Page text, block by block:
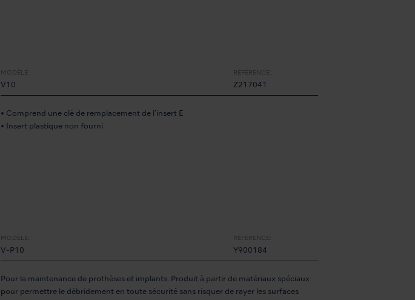
MODÈLE:
V10
RÉFÉRENCE:
Z217041
• Comprend une clé de remplacement de l'insert E
• Insert plastique non fourni
MODÈLE:
V-P10
RÉFÉRENCE:
Y900184
Pour la maintenance de prothèses et implants. Produit à partir de matériaux spéciaux
pour permettre le débridement en toute sécurité sans risquer de rayer les surfaces